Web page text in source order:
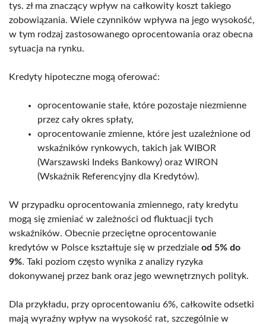
tys. zł ma znaczący wpływ na całkowity koszt takiego
zobowiązania. Wiele czynników wpływa na jego wysokość,
w tym rodzaj zastosowanego oprocentowania oraz obecna
sytuacja na rynku.
Kredyty hipoteczne mogą oferować:
oprocentowanie stałe, które pozostaje niezmienne
przez cały okres spłaty,
oprocentowanie zmienne, które jest uzależnione od
wskaźników rynkowych, takich jak WIBOR
(Warszawski Indeks Bankowy) oraz WIRON
(Wskaźnik Referencyjny dla Kredytów).
W przypadku oprocentowania zmiennego, raty kredytu
mogą się zmieniać w zależności od fluktuacji tych
wskaźników. Obecnie przeciętne oprocentowanie
kredytów w Polsce kształtuje się w przedziale od 5% do
9%. Taki poziom często wynika z analizy ryzyka
dokonywanej przez bank oraz jego wewnętrznych polityk.
Dla przykładu, przy oprocentowaniu 6%, całkowite odsetki
mają wyraźny wpływ na wysokość rat, szczególnie w